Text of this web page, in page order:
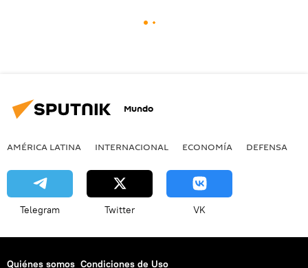
Mundo
AMÉRICA LATINA INTERNACIONAL ECONOMÍA DEFENSA
Telegram Twitter VK
Quiénes somos Condiciones de Uso